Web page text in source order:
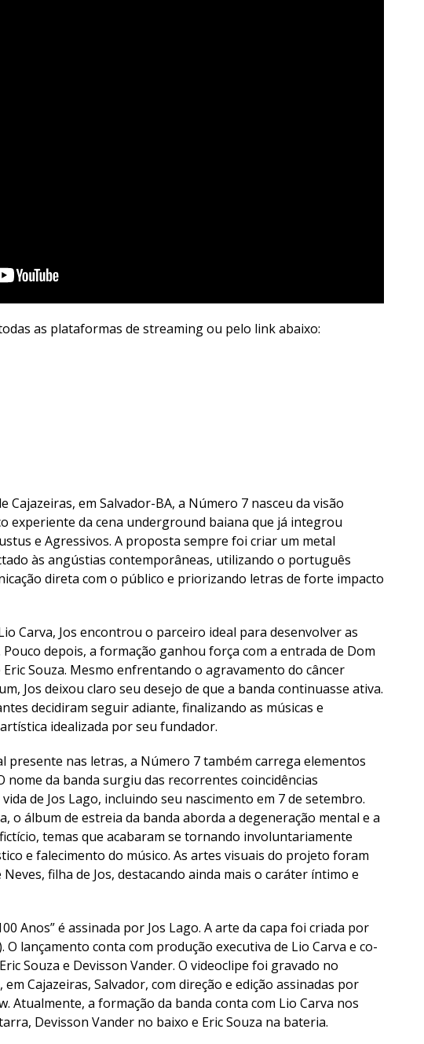
as plataformas de streaming ou pelo link abaixo:
Cajazeiras, em Salvador-BA, a Número 7 nasceu da visão
experiente da cena underground baiana que já integrou
e Agressivos. A proposta sempre foi criar um metal
às angústias contemporâneas, utilizando o português
direta com o público e priorizando letras de forte impacto
Carva, Jos encontrou o parceiro ideal para desenvolver as
depois, a formação ganhou força com a entrada de Dom
Souza. Mesmo enfrentando o agravamento do câncer
Jos deixou claro seu desejo de que a banda continuasse ativa.
decidiram seguir adiante, finalizando as músicas e
idealizada por seu fundador.
presente nas letras, a Número 7 também carrega elementos
nome da banda surgiu das recorrentes coincidências
de Jos Lago, incluindo seu nascimento em 7 de setembro.
o álbum de estreia da banda aborda a degeneração mental e a
temas que acabaram se tornando involuntariamente
e falecimento do músico. As artes visuais do projeto foram
filha de Jos, destacando ainda mais o caráter íntimo e
Anos” é assinada por Jos Lago. A arte da capa foi criada por
O lançamento conta com produção executiva de Lio Carva e co-
Souza e Devisson Vander. O videoclipe foi gravado no
Cajazeiras, Salvador, com direção e edição assinadas por
Atualmente, a formação da banda conta com Lio Carva nos
Devisson Vander no baixo e Eric Souza na bateria.